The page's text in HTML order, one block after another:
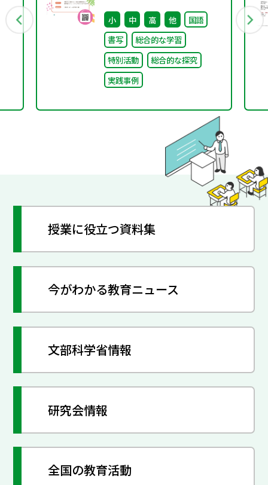
板」の投稿募集を開始し
ました！
小 中 高 他
国語
書写
総合的な学習
特別活動
総合的な探究
実践事例
授業に役立つ資料集
今がわかる教育ニュース
文部科学省情報
研究会情報
全国の教育活動